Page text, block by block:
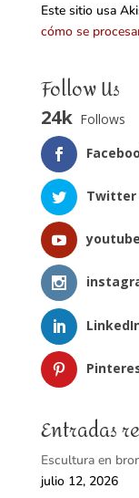
Este sitio usa
cómo se
Follow Us
24k Follows
Twitter
youtube
Entradas
Escultura en
julio 12, 2026